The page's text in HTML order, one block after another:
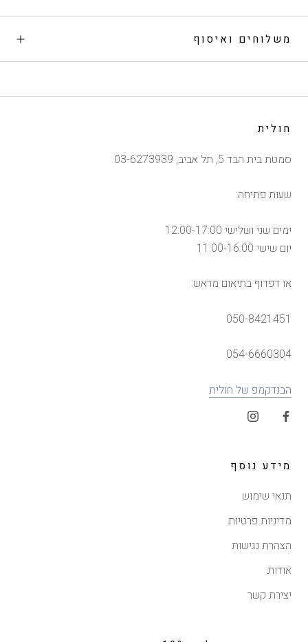
משלוחים ואיסוף
חולית
סמטת בית הבד 5, תל אביב, 03-6273939
שעות פתיחה:
ימים שני ושלישי 12:00-17:00
יום שישי 11:00-16:00
או דפדוף בתיאום מראש:
050-8421451
054-6660304
הבנדקמפ של חולית
מידע נוסף
תנאי שימוש
מדיניות פרטיות
הצהרת נגישות
אודות
יצירת קשר